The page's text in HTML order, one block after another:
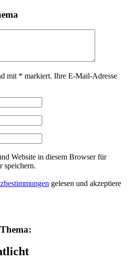
mit * markiert. Ihre E-Mail-Adresse
Website in diesem Browser für
speichern.
gelesen und akzeptiere